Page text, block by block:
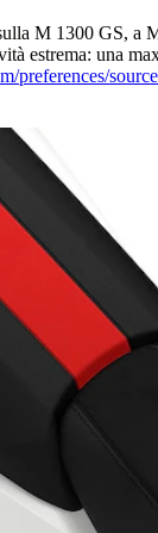
M 1300 GS, a
estrema: una
preferences/